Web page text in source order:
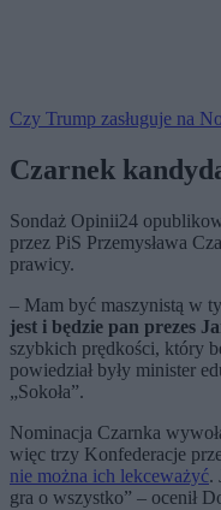
Czy Trump zasługuje na
Czarnek
Sondaż Opinii24
przez PiS Przemysława
prawicy.
– Mam być maszynistą w
jest i będzie pan prezes
szybkich prędkości, który
powiedział były minister
„Sokoła”.
Nominacja Czarnka
więc trzy Konfederacje
nie można ich lekceważyć.
gra o wszystko” – ocenił